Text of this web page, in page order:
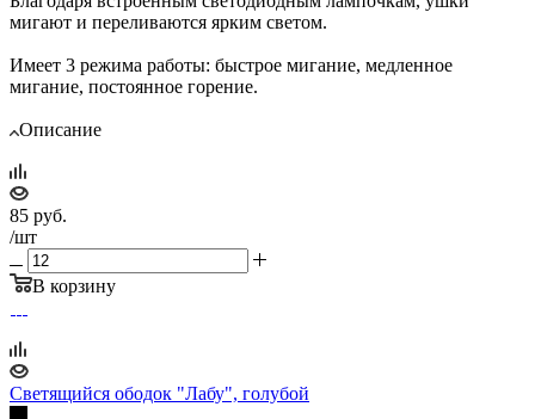
мигают и переливаются ярким светом.
Имеет 3 режима работы: быстрое мигание, медленное
мигание, постоянное горение.
Описание
85 руб.
/шт
В корзину
Светящийся ободок "Лабу", голубой